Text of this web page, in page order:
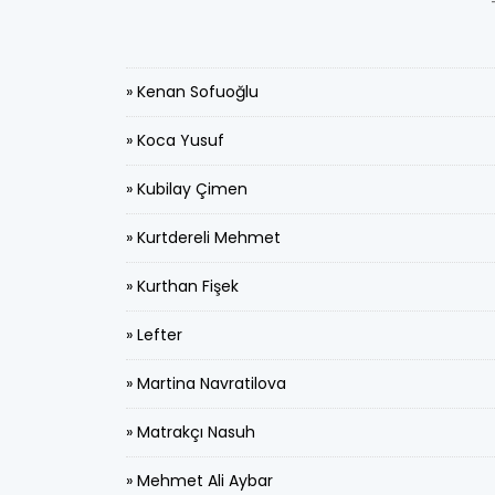
» Kenan Sofuoğlu
» Koca Yusuf
» Kubilay Çimen
» Kurtdereli Mehmet
» Kurthan Fişek
» Lefter
» Martina Navratilova
» Matrakçı Nasuh
» Mehmet Ali Aybar